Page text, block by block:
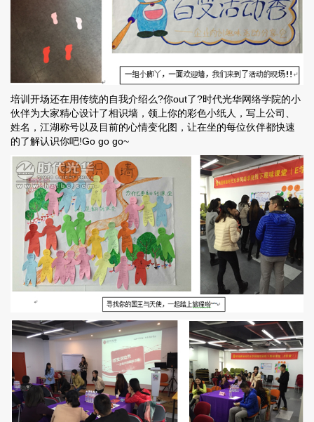
培训开场还在用传统的自我介绍么?你out了?时代光华网络学院的小
伙伴为大家精心设计了相识墙，领上你的彩色小纸人，写上公司、
姓名，江湖称号以及目前的心情变化图，让在坐的每位伙伴都快速
的了解认识你吧!Go go go~